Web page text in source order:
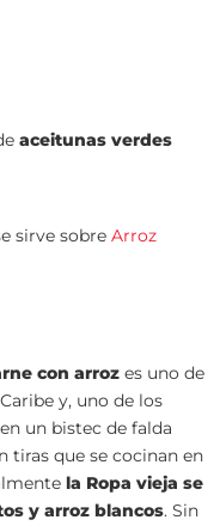
aceitunas verdes
sirve sobreArroz
con arroz es uno de
y, uno de los
un bistec de falda
tiras que se cocinan en
la Ropa vieja se
y arroz blancos. Sin